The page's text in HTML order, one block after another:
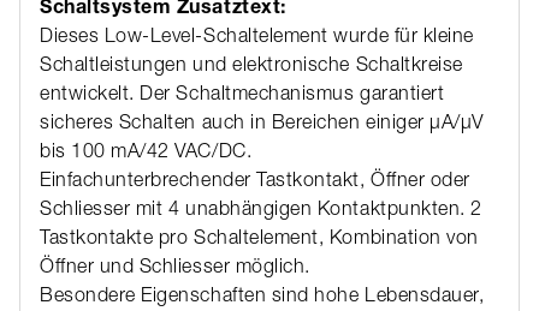
Schaltsystem Zusatztext:
Dieses Low-Level-Schaltelement wurde für kleine
Schaltleistungen und elektronische Schaltkreise
entwickelt. Der Schaltmechanismus garantiert
sicheres Schalten auch in Bereichen einiger μA/μV
bis 100 mA/42 VAC/DC.
Einfachunterbrechender Tastkontakt, Öffner oder
Schliesser mit 4 unabhängigen Kontaktpunkten. 2
Tastkontakte pro Schaltelement, Kombination von
Öffner und Schliesser möglich.
Besondere Eigenschaften sind hohe Lebensdauer,